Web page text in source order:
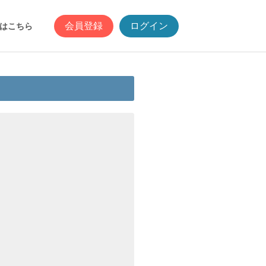
こちら 会員登録 ログイン